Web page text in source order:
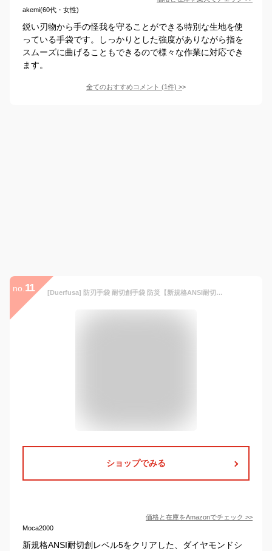
akemi(60代・女性)
鋭い刃物から手の怪我を守ることができる特別な生地を使
っている手袋です。しっかりとした強度がありながら指を
スムーズに曲げることもできるので様々な作業に対応でき
ます。
全てのおすすめコメント (1件) >
no. 11 [Duerfusa] 防刃手袋 耐切創手袋 防災【新規格ANSI耐切創レベル5】 ダイヤモンドシルク繊維 防刃 軍手 作業用 滑り止め 手袋 災害 現場 工場 DIY アウトドア 作業用 大口注文歓迎 ガーデニング (1双入/グレー/Lサイズ)
ショップでみる
価格と在庫をAmazonでチェック >>
Moca2000
新規格ANSI耐切創レベル5をクリアした、ダイヤモンドシ